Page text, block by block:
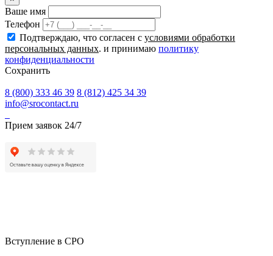
Ваше имя
Телефон
Подтверждаю, что согласен с условиями обработки
персональных данных. и принимаю политику
конфиденциальности
Сохранить
8 (800) 333 46 39 8 (812) 425 34 39
info@srocontact.ru
Прием заявок 24/7
Вступление в СРО